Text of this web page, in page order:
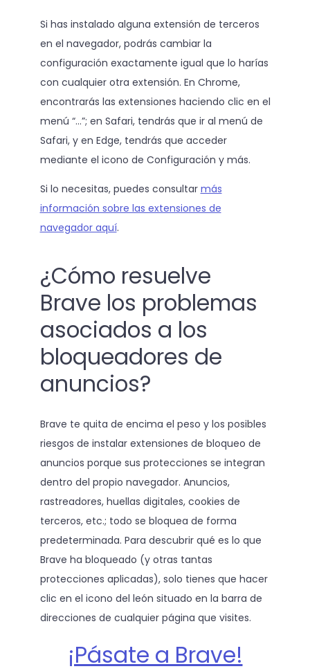
Si has instalado alguna extensión de terceros
en el navegador, podrás cambiar la
configuración exactamente igual que lo harías
con cualquier otra extensión. En Chrome,
encontrarás las extensiones haciendo clic en el
menú “…”; en Safari, tendrás que ir al menú de
Safari, y en Edge, tendrás que acceder
mediante el icono de Configuración y más.
Si lo necesitas, puedes consultar más
información sobre las extensiones de
navegador aquí.
¿Cómo resuelve
Brave los problemas
asociados a los
bloqueadores de
anuncios?
Brave te quita de encima el peso y los posibles
riesgos de instalar extensiones de bloqueo de
anuncios porque sus protecciones se integran
dentro del propio navegador. Anuncios,
rastreadores, huellas digitales, cookies de
terceros, etc.; todo se bloquea de forma
predeterminada. Para descubrir qué es lo que
Brave ha bloqueado (y otras tantas
protecciones aplicadas), solo tienes que hacer
clic en el icono del león situado en la barra de
direcciones de cualquier página que visites.
¡Pásate a Brave!